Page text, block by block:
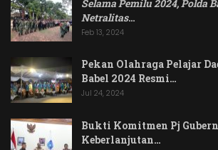
Selama Pemilu 2024, Polda
Netralitas…
Feb 13, 2024
Pekan Olahraga Pelajar
Babel 2024 Resmi…
Jul 24, 2024
Bukti Komitmen Pj
Keberlanjutan…